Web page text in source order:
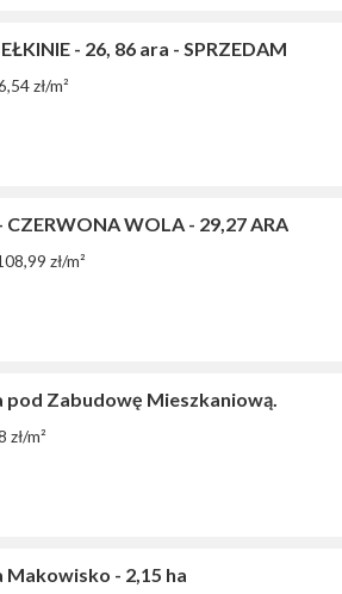
- 26, 86 ara - SPRZEDAM
zł/m²
WOLA - 29,27 ARA
zł/m²
pod Zabudowę Mieszkaniową.
zł/m²
Makowisko - 2,15 ha